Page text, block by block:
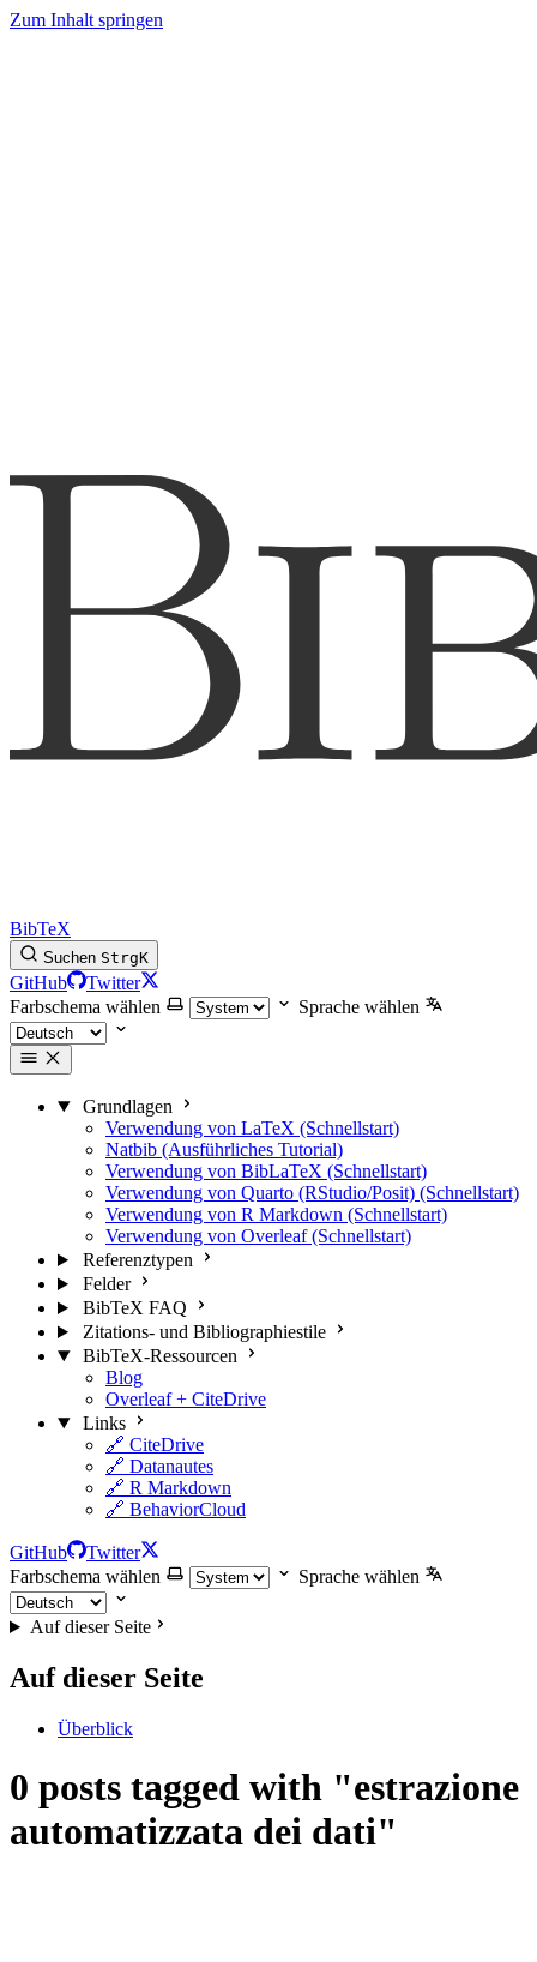
Zum Inhalt springen
BibTeX
Suchen StrgK
GitHub
Twitter
Farbschema wählen
Sprache wählen
Grundlagen
Verwendung von LaTeX (Schnellstart)
Natbib (Ausführliches Tutorial)
Verwendung von BibLaTeX (Schnellstart)
Verwendung von Quarto (RStudio/Posit) (Schnellstart)
Verwendung von R Markdown (Schnellstart)
Verwendung von Overleaf (Schnellstart)
Referenztypen
Felder
BibTeX FAQ
Zitations- und Bibliographiestile
BibTeX-Ressourcen
Blog
Overleaf + CiteDrive
Links
🔗 CiteDrive
🔗 Datanautes
🔗 R Markdown
🔗 BehaviorCloud
GitHub
Twitter
Farbschema wählen
Sprache wählen
Auf dieser Seite
Auf dieser Seite
Überblick
0 posts tagged with "estrazione
automatizzata dei dati"